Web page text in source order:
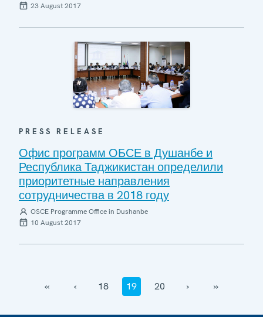
23 August 2017
PRESS RELEASE
Офис программ ОБСЕ в Душанбе и
Республика Таджикистан определили
приоритетные направления
сотрудничества в 2018 году
OSCE Programme Office in Dushanbe
10 August 2017
‹‹ ‹ 18 19 20 › ››